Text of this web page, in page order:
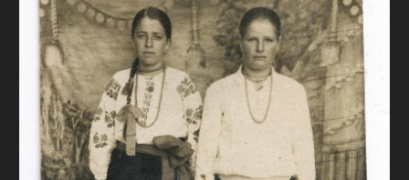
ОНЛАЙН-КРАМНИЦЯ
ПІДТРИМАТИ